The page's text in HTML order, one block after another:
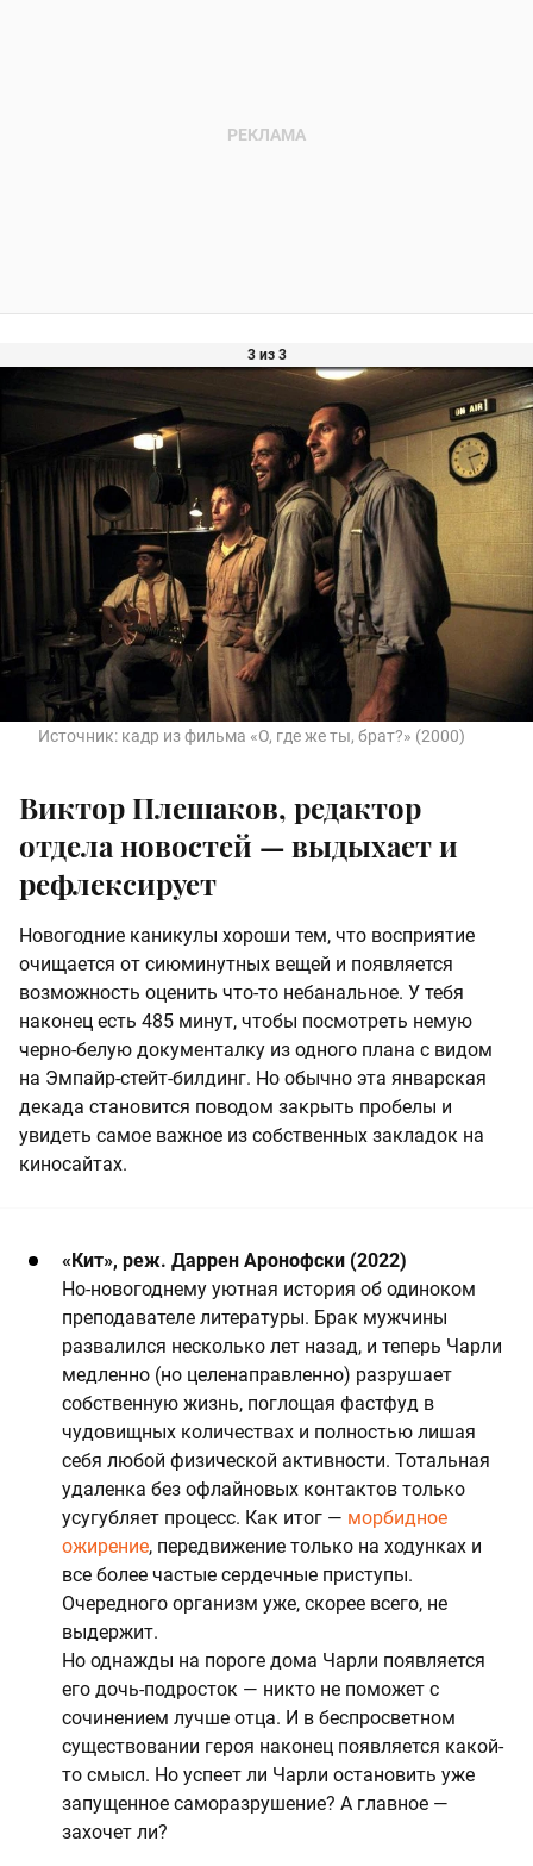
3 из 3
Источник: кадр из фильма «О, где же ты, брат?» (2000)
Виктор Плешаков, редактор
отдела новостей — выдыхает и
рефлексирует
Новогодние каникулы хороши тем, что восприятие
очищается от сиюминутных вещей и появляется
возможность оценить что-то небанальное. У тебя
наконец есть 485 минут, чтобы посмотреть немую
черно-белую документалку из одного плана с видом
на Эмпайр-стейт-билдинг. Но обычно эта январская
декада становится поводом закрыть пробелы и
увидеть самое важное из собственных закладок на
киносайтах.
«Кит», реж. Даррен Аронофски (2022)
Но-новогоднему уютная история об одиноком
преподавателе литературы. Брак мужчины
развалился несколько лет назад, и теперь Чарли
медленно (но целенаправленно) разрушает
собственную жизнь, поглощая фастфуд в
чудовищных количествах и полностью лишая
себя любой физической активности. Тотальная
удаленка без офлайновых контактов только
усугубляет процесс. Как итог — морбидное
ожирение, передвижение только на ходунках и
все более частые сердечные приступы.
Очередного организм уже, скорее всего, не
выдержит.
Но однажды на пороге дома Чарли появляется
его дочь-подросток — никто не поможет с
сочинением лучше отца. И в беспросветном
существовании героя наконец появляется какой-
то смысл. Но успеет ли Чарли остановить уже
запущенное саморазрушение? А главное —
захочет ли?